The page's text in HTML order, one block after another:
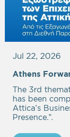
Jul 22, 2026
Athens
The 3rd
has been
Attica’s
Presence.”.